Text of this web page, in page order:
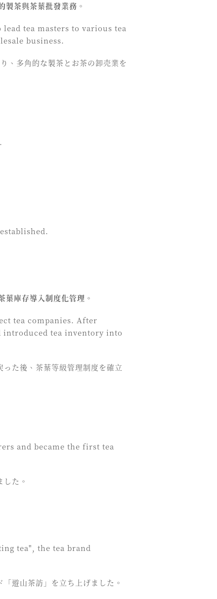
茶與茶葉批發業務。
tea masters to various tea
business.
、多角的な製茶とお茶の卸売業を
庫存導入制度化管理。
tea companies. After
introduced tea inventory into
た後、茶葉等級管理制度を確立
and became the first tea
た。
tea", the tea brand
遊山茶訪」を立ち上げました。